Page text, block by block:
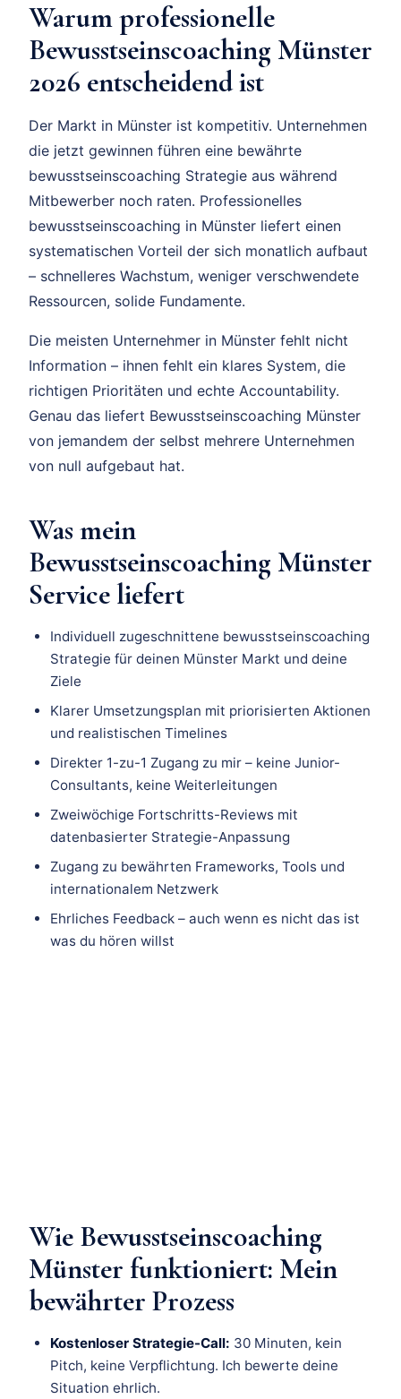
Warum professionelle
Bewusstseinscoaching Münster
2026 entscheidend ist
Der Markt in Münster ist kompetitiv. Unternehmen
die jetzt gewinnen führen eine bewährte
bewusstseinscoaching Strategie aus während
Mitbewerber noch raten. Professionelles
bewusstseinscoaching in Münster liefert einen
systematischen Vorteil der sich monatlich aufbaut
– schnelleres Wachstum, weniger verschwendete
Ressourcen, solide Fundamente.
Die meisten Unternehmer in Münster fehlt nicht
Information – ihnen fehlt ein klares System, die
richtigen Prioritäten und echte Accountability.
Genau das liefert Bewusstseinscoaching Münster
von jemandem der selbst mehrere Unternehmen
von null aufgebaut hat.
Was mein
Bewusstseinscoaching Münster
Service liefert
Individuell zugeschnittene bewusstseinscoaching
Strategie für deinen Münster Markt und deine
Ziele
Klarer Umsetzungsplan mit priorisierten Aktionen
und realistischen Timelines
Direkter 1-zu-1 Zugang zu mir – keine Junior-
Consultants, keine Weiterleitungen
Zweiwöchige Fortschritts-Reviews mit
datenbasierter Strategie-Anpassung
Zugang zu bewährten Frameworks, Tools und
internationalem Netzwerk
Ehrliches Feedback – auch wenn es nicht das ist
was du hören willst
Wie Bewusstseinscoaching
Münster funktioniert: Mein
bewährter Prozess
Kostenloser Strategie-Call: 30 Minuten, kein
Pitch, keine Verpflichtung. Ich bewerte deine
Situation ehrlich.